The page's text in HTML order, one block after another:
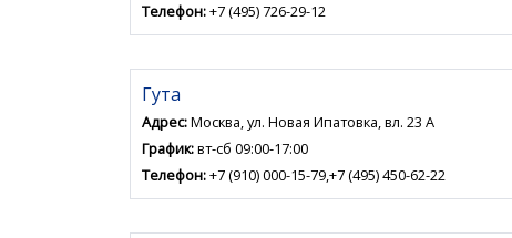
Телефон:+7 (495) 726-29-12
Гута
Адрес:Москва, ул. Новая Ипатовка, вл. 23 А
График:вт-сб 09:00-17:00
Телефон:+7 (910) 000-15-79,+7 (495) 450-62-22